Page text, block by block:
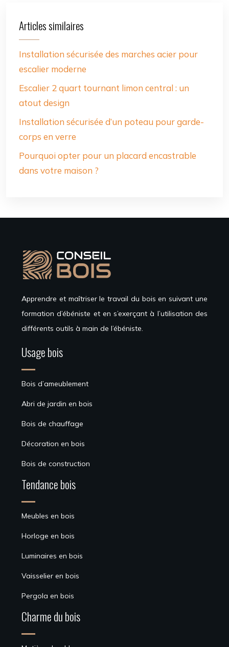
Articles similaires
Installation sécurisée des marches acier pour
escalier moderne
Escalier 2 quart tournant limon central : un
atout design
Installation sécurisée d’un poteau pour garde-
corps en verre
Pourquoi opter pour un placard encastrable
dans votre maison ?
Apprendre et maîtriser le travail du bois en suivant une
formation d’ébéniste et en s’exerçant à l’utilisation des
différents outils à main de l’ébéniste.
Usage bois
Bois d’ameublement
Abri de jardin en bois
Bois de chauffage
Décoration en bois
Bois de construction
Tendance bois
Meubles en bois
Horloge en bois
Luminaires en bois
Vaisselier en bois
Pergola en bois
Charme du bois